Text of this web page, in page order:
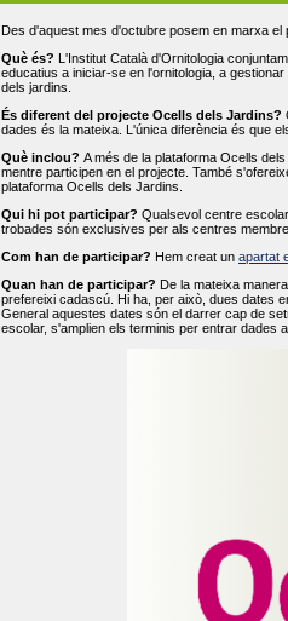
Des d'aquest mes d'octubre posem en marxa
Què és? L'Institut Català d'Ornitologia
educatius a iniciar-se en l'ornitologia, a
dels jardins.
És diferent del projecte Ocells dels Jardins?
dades és la mateixa. L'única diferència és que
Què inclou? A més de la plataforma Ocells
mentre participen en el projecte. També
plataforma Ocells dels Jardins.
Qui hi pot participar? Qualsevol centre
trobades són exclusives per als centres
Com han de participar? Hem creat un apartat
Quan han de participar? De la mateixa
prefereixi cadascú. Hi ha, per això, dues dates
General aquestes dates són el darrer cap de
escolar, s'amplien els terminis per entrar dades